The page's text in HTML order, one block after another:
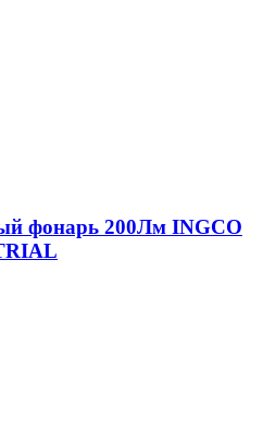
фонарь 200Лм INGCO